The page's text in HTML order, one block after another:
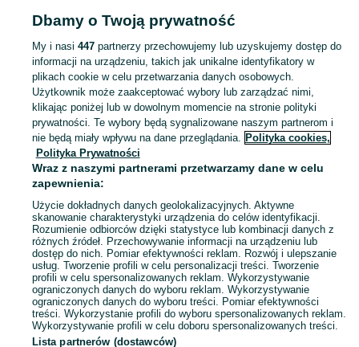
POLSKA » OPOLSKIE
KATEGORIA
Zobacz
Mapa kategorii
Mapa miejscowości
Mapa ministron
Popularne wyszukiwania
Dbamy o Twoją prywatność
My i nasi 447partnerzy przechowujemy lub uzyskujemy dostęp do
informacji na urządzeniu, takich jak unikalne identyfikatory w
plikach cookie w celu przetwarzania danych osobowych.
Użytkownik może zaakceptować wybory lub zarządzać nimi,
klikając poniżej lub w dowolnym momencie na stronie polityki
prywatności. Te wybory będą sygnalizowane naszym partnerom i
nie będą miały wpływu na dane przeglądania. Polityka cookies,
Polityka Prywatności
Wraz z naszymi partnerami przetwarzamy dane w celu
zapewnienia:
Użycie dokładnych danych geolokalizacyjnych. Aktywne
skanowanie charakterystyki urządzenia do celów identyfikacji.
Rozumienie odbiorców dzięki statystyce lub kombinacji danych z
różnych źródeł. Przechowywanie informacji na urządzeniu lub
dostęp do nich. Pomiar efektywności reklam. Rozwój i ulepszanie
usług. Tworzenie profili w celu personalizacji treści. Tworzenie
profili w celu spersonalizowanych reklam. Wykorzystywanie
ograniczonych danych do wyboru reklam. Wykorzystywanie
ograniczonych danych do wyboru treści. Pomiar efektywności
treści. Wykorzystanie profili do wyboru spersonalizowanych reklam.
Wykorzystywanie profili w celu doboru spersonalizowanych treści.
Lista partnerów (dostawców)